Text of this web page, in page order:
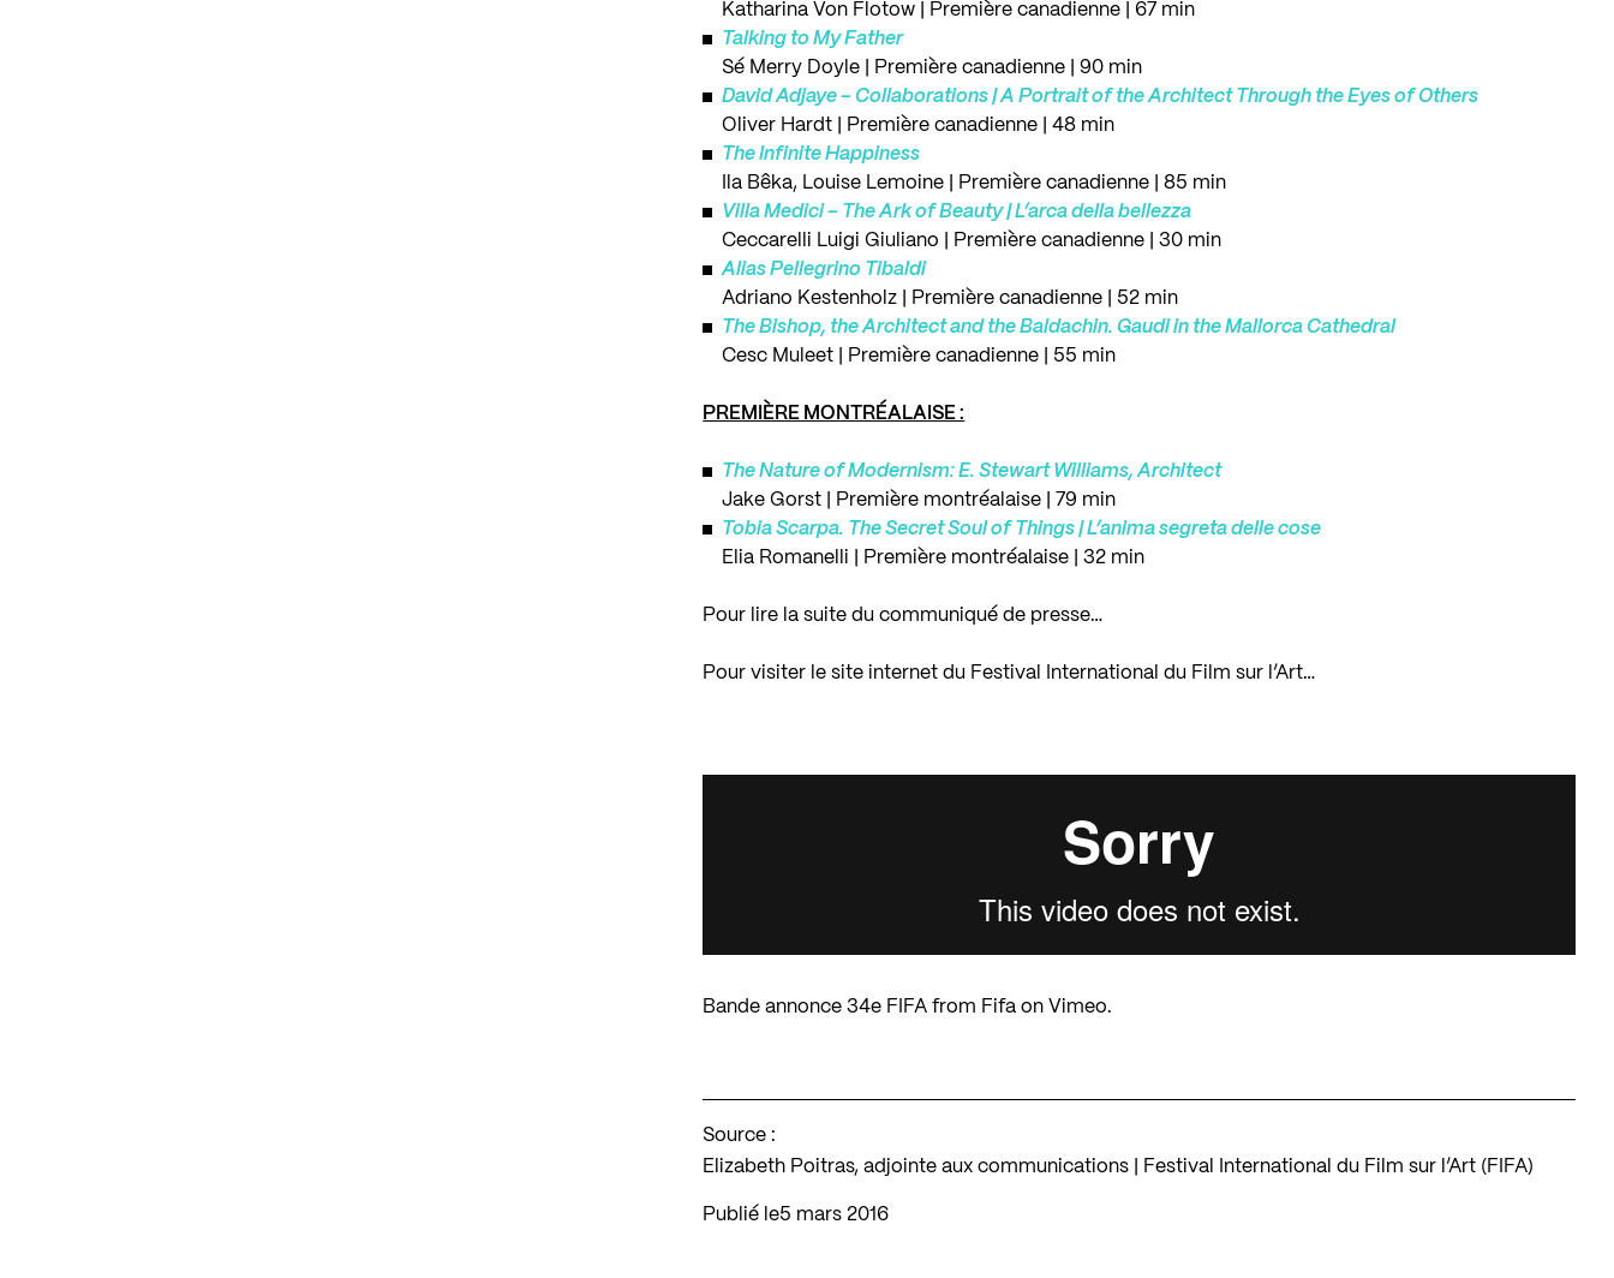
Katharina Von Flotow | Première canadienne | 67 min
Talking to My Father
Sé Merry Doyle | Première canadienne | 90 min
David Adjaye – Collaborations | A Portrait of the Architect Through the Eyes of Others
Oliver Hardt | Première canadienne | 48 min
The Infinite Happiness
Ila Bêka, Louise Lemoine | Première canadienne | 85 min
Villa Medici – The Ark of Beauty | L’arca della bellezza
Ceccarelli Luigi Giuliano | Première canadienne | 30 min
Alias Pellegrino Tibaldi
Adriano Kestenholz | Première canadienne | 52 min
The Bishop, the Architect and the Baldachin. Gaudi in the Mallorca Cathedral
Cesc Muleet | Première canadienne | 55 min
PREMIÈRE MONTRÉALAISE :
The Nature of Modernism: E. Stewart Williams, Architect
Jake Gorst | Première montréalaise | 79 min
Tobia Scarpa. The Secret Soul of Things | L’anima segreta delle cose
Elia Romanelli | Première montréalaise | 32 min
Pour lire la suite du communiqué de presse…
Pour visiter le site internet du Festival International du Film sur l’Art…
Bande annonce 34e FIFA from Fifa on Vimeo.
Source :
Elizabeth Poitras, adjointe aux communications | Festival International du Film sur l’Art (FIFA)
Publié le 5 mars 2016